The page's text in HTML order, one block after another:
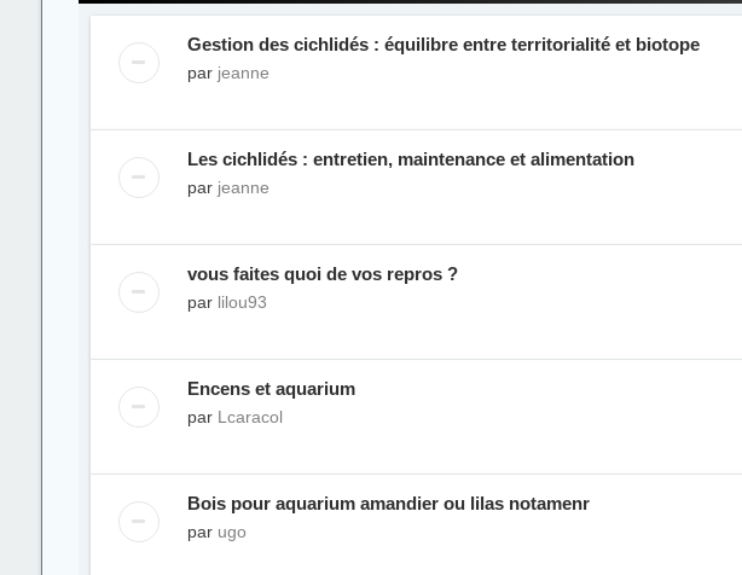
Gestion des cichlidés : équilibre entre territorialité et biotope
par jeanne
Les cichlidés : entretien, maintenance et alimentation
par jeanne
vous faites quoi de vos repros ?
par lilou93
Encens et aquarium
par Lcaracol
Bois pour aquarium amandier ou lilas notamenr
par ugo